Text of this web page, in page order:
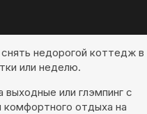
недорогой коттедж в
или неделю.
или глэмпинг с
отдыха на